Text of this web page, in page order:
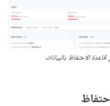
الاحتفاظ بالبيانات